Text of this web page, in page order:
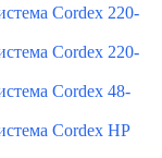
Cordex 220-
Cordex 220-
Cordex 48-
Cordex HP